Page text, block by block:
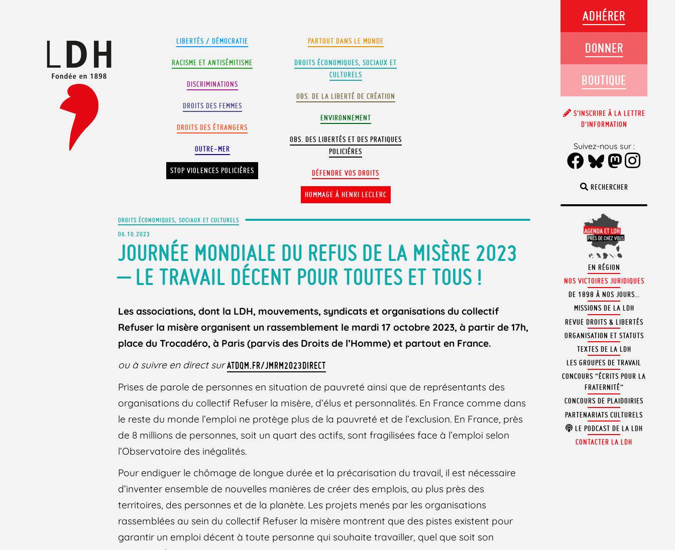
LIBERTÉS / DÉMOCRATIE
RACISME ET ANTISÉMITISME
DISCRIMINATIONS
DROITS DES FEMMES
DROITS DES ÉTRANGERS
OUTRE-MER
STOP VIOLENCES POLICIÈRES
PARTOUT DANS LE MONDE
DROITS ÉCONOMIQUES, SOCIAUX ET
CULTURELS
OBS. DE LA LIBERTÉ DE CRÉATION
ENVIRONNEMENT
OBS. DES LIBERTÉS ET DES PRATIQUES
POLICIÈRES
DÉFENDRE VOS DROITS
HOMMAGE À HENRI LECLERC
DROITS ÉCONOMIQUES, SOCIAUX ET CULTURELS
06.10.2023
JOURNÉE MONDIALE DU REFUS DE LA MISÈRE 2023
– LE TRAVAIL DÉCENT POUR TOUTES ET TOUS !
Les associations, dont la LDH, mouvements, syndicats et organisations du collectif
Refuser la misère organisent un rassemblement le mardi 17 octobre 2023, à partir de 17h,
place du Trocadéro, à Paris (parvis des Droits de l’Homme) et partout en France.
ou à suivre en direct surATDQM.FR/JMRM2023DIRECT
Prises de parole de personnes en situation de pauvreté ainsi que de représentants des
organisations du collectif Refuser la misère, d’élus et personnalités. En France comme dans
le reste du monde l’emploi ne protège plus de la pauvreté et de l’exclusion. En France, près
de 8 millions de personnes, soit un quart des actifs, sont fragilisées face à l’emploi selon
l’Observatoire des inégalités.
Pour endiguer le chômage de longue durée et la précarisation du travail, il est nécessaire
d’inventer ensemble de nouvelles manières de créer des emplois, au plus près des
territoires, des personnes et de la planète. Les projets menés par les organisations
rassemblées au sein du collectif Refuser la misère montrent que des pistes existent pour
garantir un emploi décent à toute personne qui souhaite travailler, quel que soit son
RECHERCHER
EN RÉGION
NOS VICTOIRES JURIDIQUES
DE 1898 À NOS JOURS…
MISSIONS DE LA LDH
REVUE DROITS & LIBERTÉS
ORGANISATION ET STATUTS
TEXTES DE LA LDH
LES GROUPES DE TRAVAIL
CONCOURS “ÉCRITS POUR LA
FRATERNITÉ”
CONCOURS DE PLAIDOIRIES
PARTENARIATS CULTURELS
LE PODCAST DE LA LDH
CONTACTER LA LDH
ADHÉRER
DONNER
BOUTIQUE
S’INSCRIRE À LA LETTRE
D’INFORMATION
Suivez-nous sur :